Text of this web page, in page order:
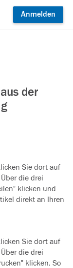
Anmelden
der
Sie dort auf
die drei
klicken und
direkt an Ihren
Sie dort auf
die drei
klicken. So